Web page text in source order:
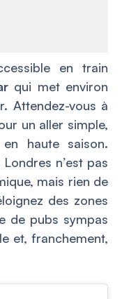
en train
qui met environ
Attendez-vous à
un aller simple,
haute saison.
n’est pas
mais rien de
des zones
de pubs sympas
et, franchement,